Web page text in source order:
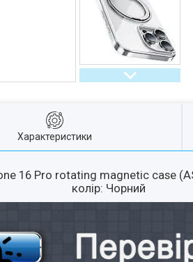
Характеристики
16 Pro rotating magnetic case
колір: Чорний